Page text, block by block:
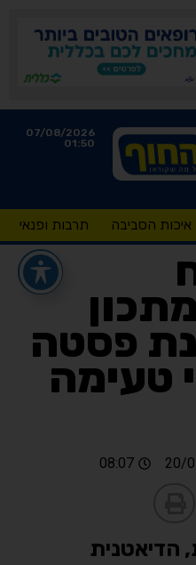
07/08/2026
01:50
איכות הסביבה תרבות ופנאי
פסטה
טעימה
20/
08:07
הדיאטנית